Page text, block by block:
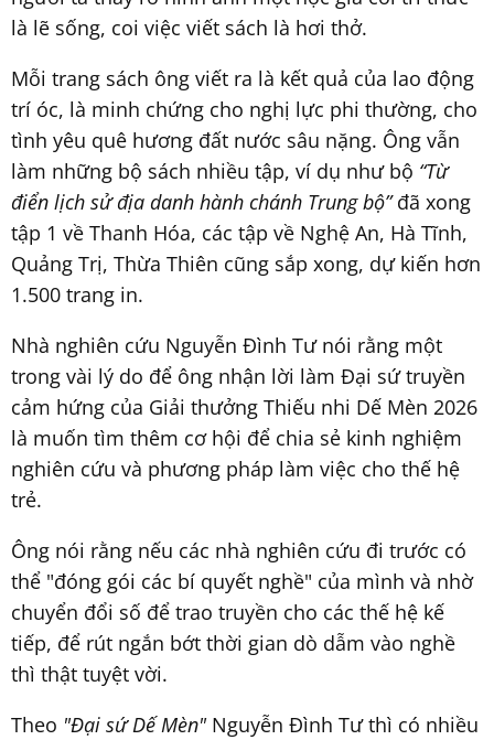
là lẽ sống, coi việc viết sách là hơi thở.
Mỗi trang sách ông viết ra là kết quả của lao động
trí óc, là minh chứng cho nghị lực phi thường, cho
tình yêu quê hương đất nước sâu nặng. Ông vẫn
làm những bộ sách nhiều tập, ví dụ như bộ “Từ
điển lịch sử địa danh hành chánh Trung bộ”đã xong
tập 1 về Thanh Hóa, các tập về Nghệ An, Hà Tĩnh,
Quảng Trị, Thừa Thiên cũng sắp xong, dự kiến hơn
1.500 trang in.
Nhà nghiên cứu Nguyễn Đình Tư nói rằng một
trong vài lý do để ông nhận lời làm Đại sứ truyền
cảm hứng của Giải thưởng Thiếu nhi Dế Mèn 2026
là muốn tìm thêm cơ hội để chia sẻ kinh nghiệm
nghiên cứu và phương pháp làm việc cho thế hệ
trẻ.
Ông nói rằng nếu các nhà nghiên cứu đi trước có
thể "đóng gói các bí quyết nghề" của mình và nhờ
chuyển đổi số để trao truyền cho các thế hệ kế
tiếp, để rút ngắn bớt thời gian dò dẫm vào nghề
thì thật tuyệt vời.
Theo "Đại sứ Dế Mèn" Nguyễn Đình Tư thì có nhiều